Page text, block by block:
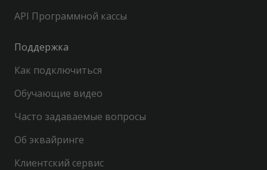
API Программной кассы
Поддержка
Как подключиться
Обучающие видео
Часто задаваемые вопросы
Об эквайринге
Клиентский сервис